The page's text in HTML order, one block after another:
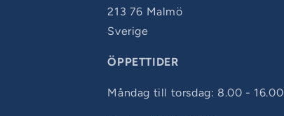
213 76 Malmö
Sverige
ÖPPETTIDER
Måndag till torsdag: 8.00 - 16.00